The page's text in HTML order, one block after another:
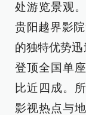
处游览景观
贵阳越界影
的独特优势迅
登顶全国单
比近四成。
影视热点与